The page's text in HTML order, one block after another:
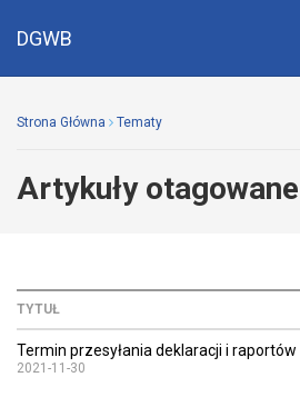
DGWB
Strona Główna Tematy
Artykuły
TYTUŁ
Termin przesyłania deklaracji i
2021-11-30